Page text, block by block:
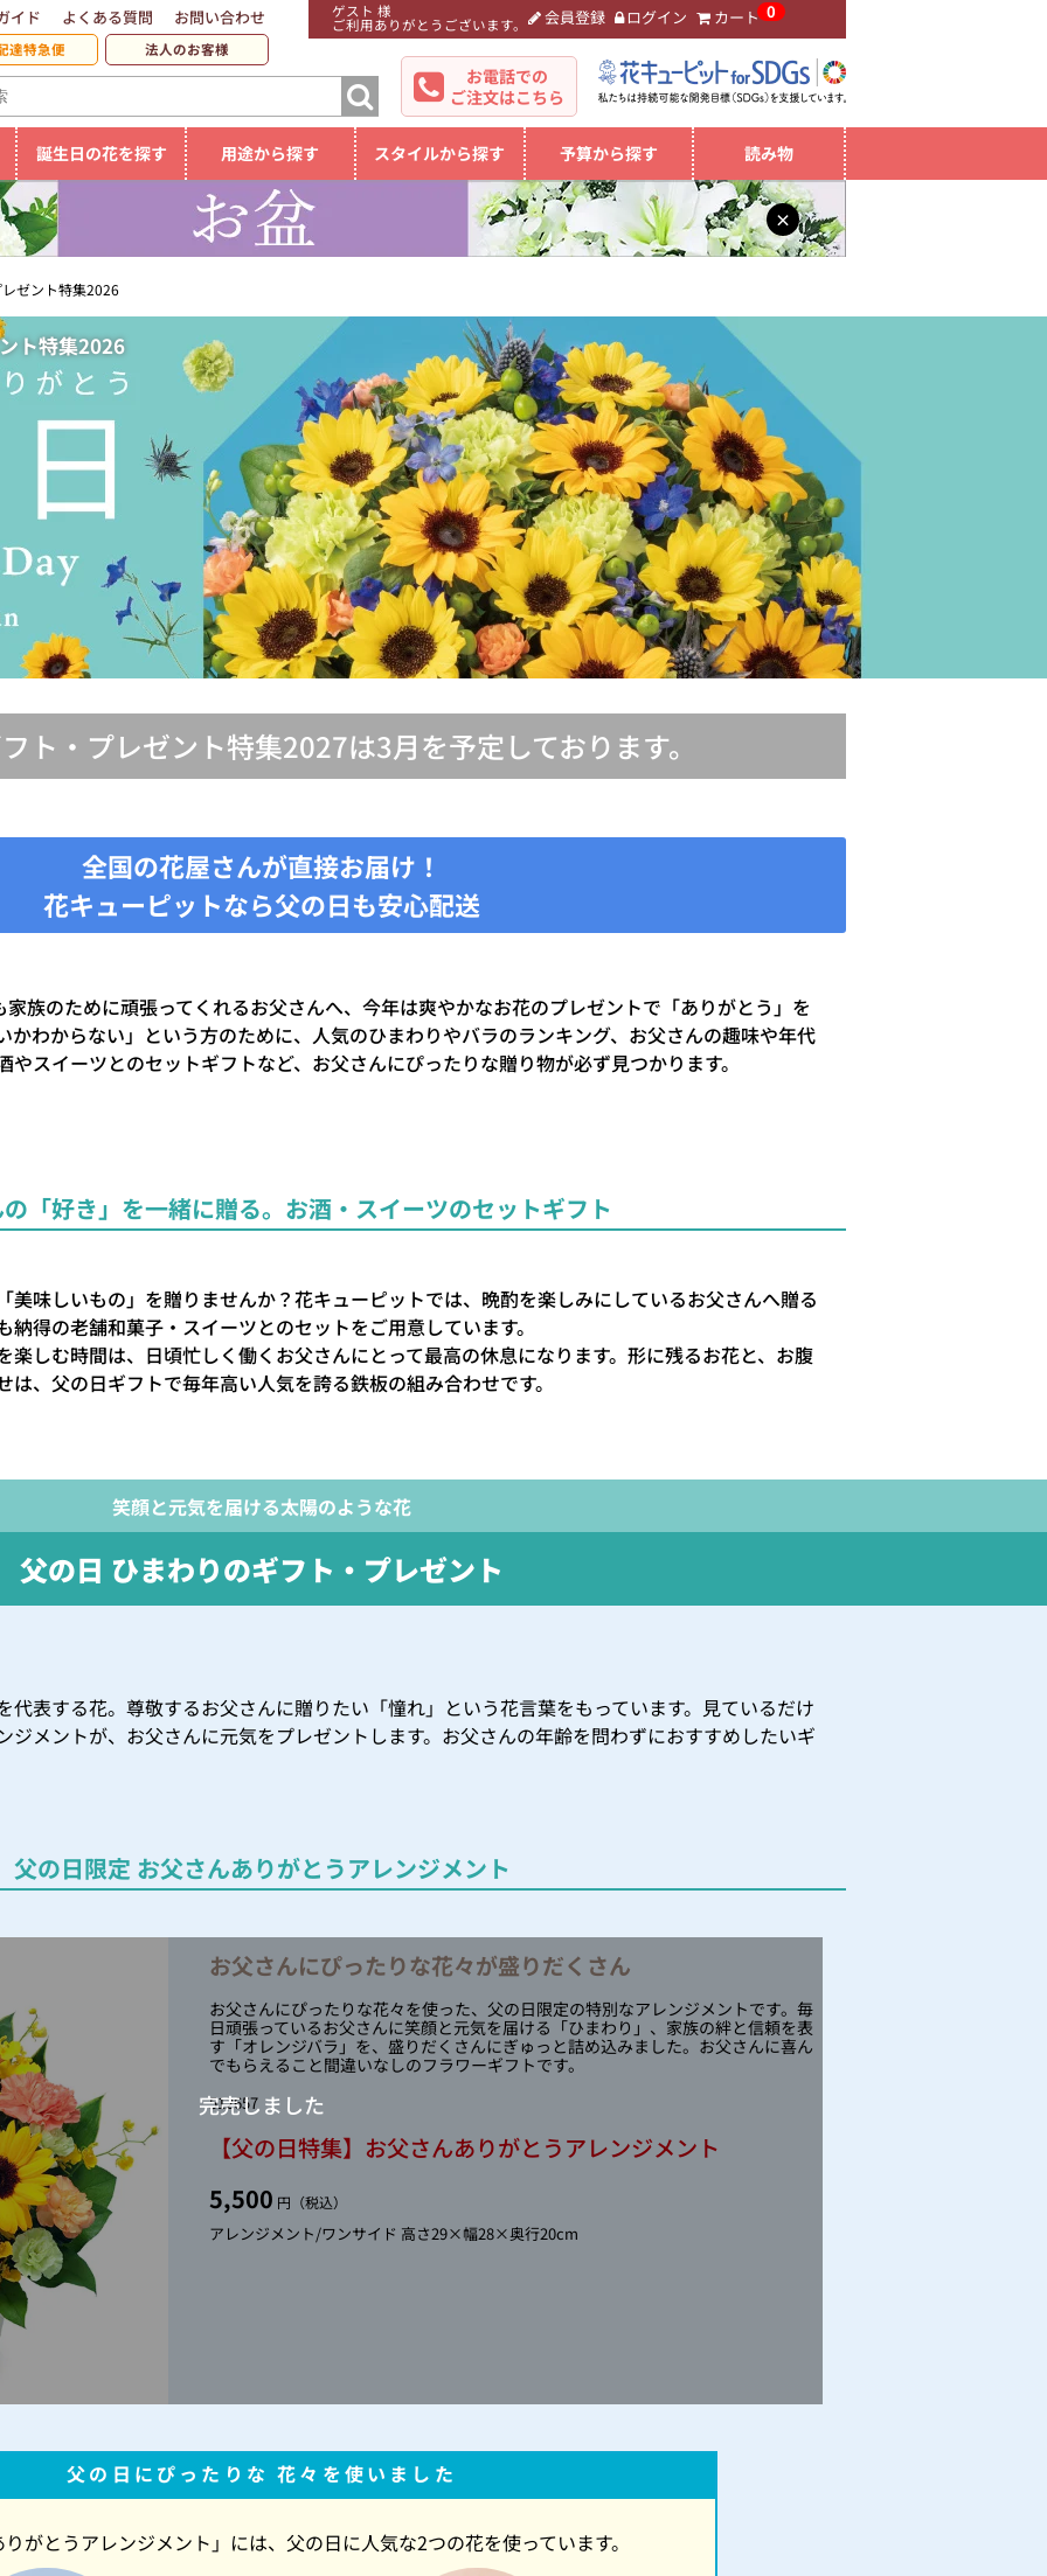
ゲスト 様
ご利用ありがとうございます。 会員登録 ログイン カート 0
イド よくある質問 お問い合わせ
達特急便 法人のお客様
お電話での
ご注文はこちら
誕生日の花を探す 用途から探す スタイルから探す 予算から探す 読み物
×
ゼント特集2026
ト特集2026
ト・プレゼント特集2027は3月を予定しております。
全国の花屋さんが直接お届け！
花キューピットなら父の日も安心配送
族のために頑張ってくれるお父さんへ、今年は爽やかなお花のプレゼントで「ありがとう」を
かわからない」という方のために、人気のひまわりやバラのランキング、お父さんの趣味や年代
スイーツとのセットギフトなど、お父さんにぴったりな贈り物が必ず見つかります。
「好き」を一緒に贈る。 お酒・スイーツのセットギフト
美味しいもの」を贈りませんか？花キューピットでは、晩酌を楽しみにしているお父さんへ贈る
得の老舗和菓子・スイーツとのセットをご用意しています。
楽しむ時間は、日頃忙しく働くお父さんにとって最高の休息になります。形に残るお花と、お腹
、父の日ギフトで毎年高い人気を誇る鉄板の組み合わせです。
笑顔と元気を届ける太陽のような花
父の日 ひまわりのギフト・プレゼント
代表する花。尊敬するお父さんに贈りたい「憧れ」という花言葉をもっています。見ているだけ
ジメントが、お父さんに元気をプレゼントします。お父さんの年齢を問わずにおすすめしたいギ
父の日限定 お父さんありがとうアレンジメント
お父さんにぴったりな花々が盛りだくさん
お父さんにぴったりな花々を使った、父の日限定の特別なアレンジメントです。毎
日頑張っているお父さんに笑顔と元気を届ける「ひまわり」、家族の絆と信頼を表
す「オレンジバラ」を、盛りだくさんにぎゅっと詰め込みました。お父さんに喜ん
でもらえること間違いなしのフラワーギフトです。
512657
【父の日特集】お父さんありがとうアレンジメント
5,500 円（税込）
アレンジメント/ワンサイド 高さ29×幅28×奥行20cm
父の日にぴったりな 花々を使いました
がとうアレンジメント」には、父の日に人気な2つの花を使っています。